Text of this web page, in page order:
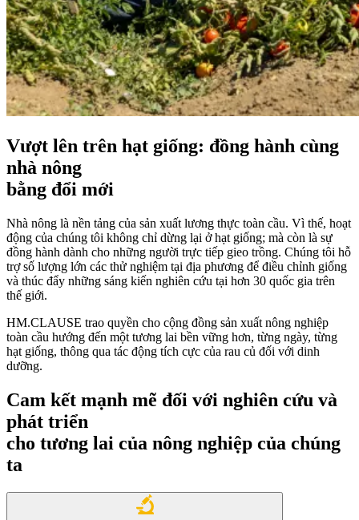
Vượt lên trên hạt giống: đồng hành cùng
nhà nông
bằng đổi mới
Nhà nông là nền tảng của sản xuất lương thực toàn cầu. Vì thế, hoạt
động của chúng tôi không chỉ dừng lại ở hạt giống; mà còn là sự
đồng hành dành cho những người trực tiếp gieo trồng. Chúng tôi hỗ
trợ số lượng lớn các thử nghiệm tại địa phương để điều chỉnh giống
và thúc đẩy những sáng kiến nghiên cứu tại hơn 30 quốc gia trên
thế giới.
HM.CLAUSE trao quyền cho cộng đồng sản xuất nông nghiệp
toàn cầu hướng đến một tương lai bền vững hơn, từng ngày, từng
hạt giống, thông qua tác động tích cực của rau củ đối với dinh
dưỡng.
Cam kết mạnh mẽ đối với nghiên cứu và
phát triển
cho tương lai của nông nghiệp của chúng
ta